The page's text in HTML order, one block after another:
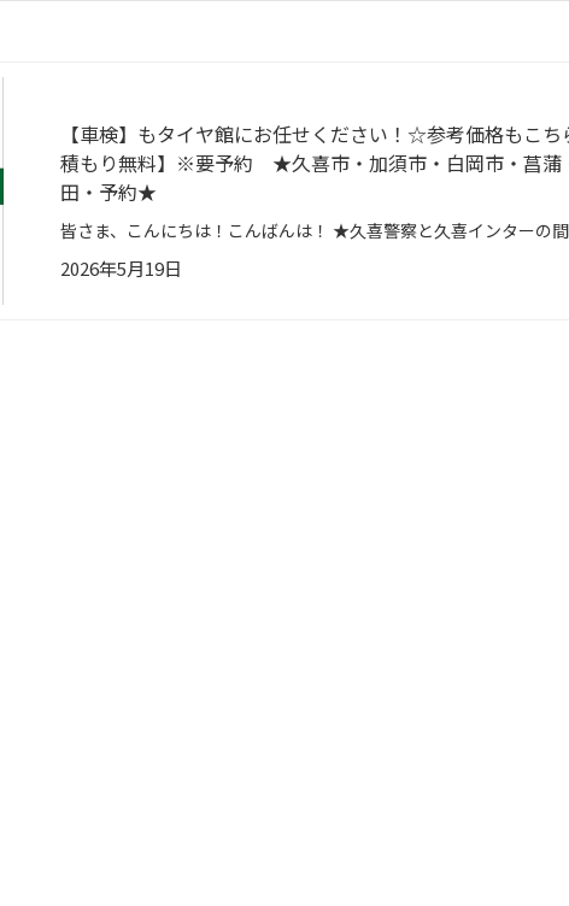
【車検】もタイヤ館にお任せください！☆参考価格もこ
積もり無料】※要予約 ★久喜市・加須市・白岡市・菖蒲
田・予約★
2026年5月19日